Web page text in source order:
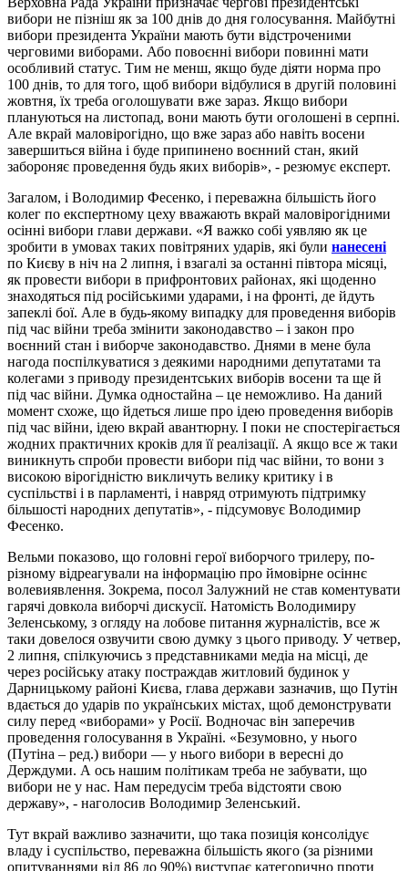
вибори не пізніш як за 100 днів до дня голосування. Майбутні
вибори президента України мають бути відстроченими
черговими виборами. Або повоєнні вибори повинні мати
особливий статус. Тим не менш, якщо буде діяти норма про
100 днів, то для того, щоб вибори відбулися в другій половині
жовтня, їх треба оголошувати вже зараз. Якщо вибори
плануються на листопад, вони мають бути оголошені в серпні.
Але вкрай маловірогідно, що вже зараз або навіть восени
завершиться війна і буде припинено воєнний стан, який
забороняє проведення будь яких виборів», - резюмує експерт.
Загалом, і Володимир Фесенко, і переважна більшість його
колег по експертному цеху вважають вкрай маловірогідними
осінні вибори глави держави. «Я важко собі уявляю як це
зробити в умовах таких повітряних ударів, які були нанесені
по Києву в ніч на 2 липня, і взагалі за останні півтора місяці,
як провести вибори в прифронтових районах, які щоденно
знаходяться під російськими ударами, і на фронті, де йдуть
запеклі бої. Але в будь-якому випадку для проведення виборів
під час війни треба змінити законодавство – і закон про
воєнний стан і виборче законодавство. Днями в мене була
нагода поспілкуватися з деякими народними депутатами та
колегами з приводу президентських виборів восени та ще й
під час війни. Думка одностайна – це неможливо. На даний
момент схоже, що йдеться лише про ідею проведення виборів
під час війни, ідею вкрай авантюрну. І поки не спостерігається
жодних практичних кроків для її реалізації. А якщо все ж таки
виникнуть спроби провести вибори під час війни, то вони з
високою вірогідністю викличуть велику критику і в
суспільстві і в парламенті, і навряд отримують підтримку
більшості народних депутатів», - підсумовує Володимир
Фесенко.
Вельми показово, що головні герої виборчого трилеру, по-
різному відреагували на інформацію про ймовірне осіннє
волевиявлення. Зокрема, посол Залужний не став коментувати
гарячі довкола виборчі дискусії. Натомість Володимиру
Зеленському, з огляду на лобове питання журналістів, все ж
таки довелося озвучити свою думку з цього приводу. У четвер,
2 липня, спілкуючись з представниками медіа на місці, де
через російську атаку постраждав житловий будинок у
Дарницькому районі Києва, глава держави зазначив, що Путін
вдається до ударів по українських містах, щоб демонструвати
силу перед «виборами» у Росії. Водночас він заперечив
проведення голосування в Україні. «Безумовно, у нього
(Путіна – ред.) вибори — у нього вибори в вересні до
Держдуми. А ось нашим політикам треба не забувати, що
вибори не у нас. Нам передусім треба відстояти свою
державу», - наголосив Володимир Зеленський.
Тут вкрай важливо зазначити, що така позиція консолідує
владу і суспільство, переважна більшість якого (за різними
опитуваннями від 86 до 90%) виступає категорично проти